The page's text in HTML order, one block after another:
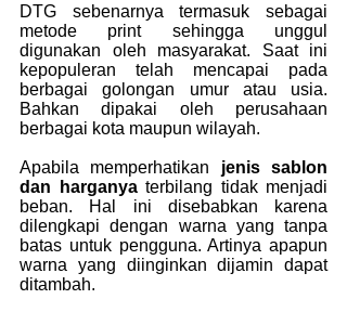
DTG sebenarnya termasuk sebagai
metode print sehingga unggul
digunakan oleh masyarakat. Saat ini
kepopuleran telah mencapai pada
berbagai golongan umur atau usia.
Bahkan dipakai oleh perusahaan
berbagai kota maupun wilayah.
Apabila memperhatikan jenis sablon
dan harganya terbilang tidak menjadi
beban. Hal ini disebabkan karena
dilengkapi dengan warna yang tanpa
batas untuk pengguna. Artinya apapun
warna yang diinginkan dijamin dapat
ditambah.